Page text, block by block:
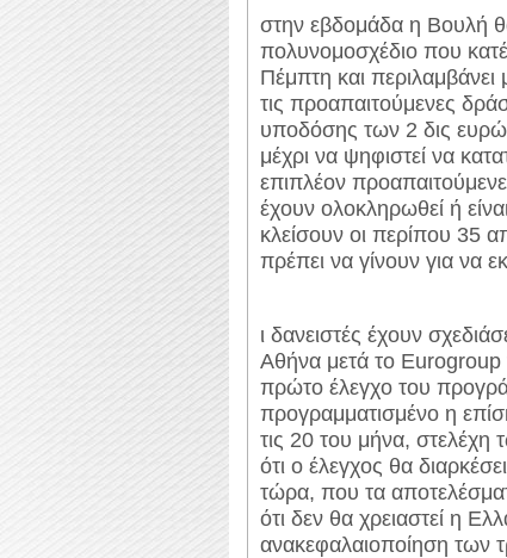
στην εβδομάδα η Βουλή
πολυνομοσχέδιο που
Πέμπτη και
τις προαπαιτούμενες
υποδόσης των 2 δις
μέχρι να ψηφιστεί να
επιπλέον
έχουν ολοκληρωθεί ή
κλείσουν οι περίπου 35
πρέπει να γίνουν για να
ι δανειστές έχουν
Αθήνα μετά το Eurogroup
πρώτο έλεγχο του
προγραμματισμένο η
τις 20 του μήνα,
ότι ο έλεγχος θα
τώρα, που τα
ότι δεν θα χρειαστεί η
ανακεφαλαιοποίηση των